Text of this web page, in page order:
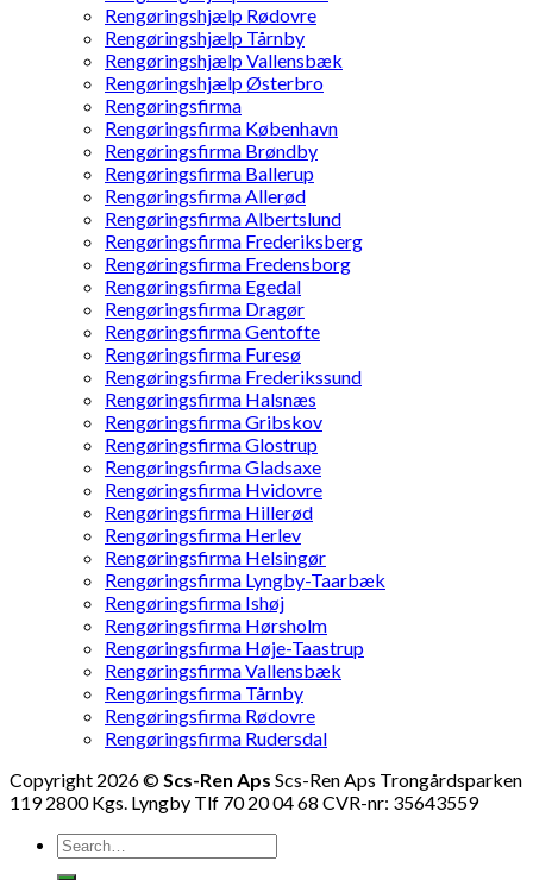
Rengøringshjælp Rødovre
Rengøringshjælp Tårnby
Rengøringshjælp Vallensbæk
Rengøringshjælp Østerbro
Rengøringsfirma
Rengøringsfirma København
Rengøringsfirma Brøndby
Rengøringsfirma Ballerup
Rengøringsfirma Allerød
Rengøringsfirma Albertslund
Rengøringsfirma Frederiksberg
Rengøringsfirma Fredensborg
Rengøringsfirma Egedal
Rengøringsfirma Dragør
Rengøringsfirma Gentofte
Rengøringsfirma Furesø
Rengøringsfirma Frederikssund
Rengøringsfirma Halsnæs
Rengøringsfirma Gribskov
Rengøringsfirma Glostrup
Rengøringsfirma Gladsaxe
Rengøringsfirma Hvidovre
Rengøringsfirma Hillerød
Rengøringsfirma Herlev
Rengøringsfirma Helsingør
Rengøringsfirma Lyngby-Taarbæk
Rengøringsfirma Ishøj
Rengøringsfirma Hørsholm
Rengøringsfirma Høje-Taastrup
Rengøringsfirma Vallensbæk
Rengøringsfirma Tårnby
Rengøringsfirma Rødovre
Rengøringsfirma Rudersdal
Copyright 2026 ©Scs-Ren Aps Scs-Ren Aps Trongårdsparken
119 2800 Kgs. Lyngby Tlf 70 20 04 68 CVR-nr: 35643559